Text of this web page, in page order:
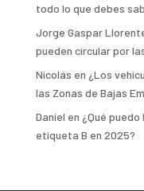
todo lo que debes
Jorge Gaspar
pueden circular por
Nicolás en ¿Los
las Zonas de Bajas
Daniel en ¿Qué puedo
etiqueta B en 2025?